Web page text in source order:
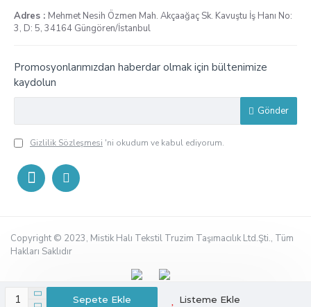
Sepete Ekle Listeme Ekle
Adres : Mehmet Nesih Özmen Mah. Akçaağaç Sk. Kavuştu İş Hanı No:
3, D: 5, 34164 Güngören/İstanbul
Promosyonlarımızdan haberdar olmak için bültenimize
kaydolun
Gönder
Gizlilik Sözleşmesi 'ni okudum ve kabul ediyorum.
Copyright © 2023, Mistik Halı Tekstil Truzim Taşımacılık Ltd.Şti., Tüm
Hakları Saklıdır